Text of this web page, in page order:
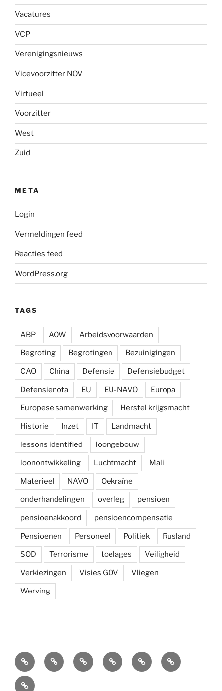
Vacatures
VCP
Verenigingsnieuws
Vicevoorzitter NOV
Virtueel
Voorzitter
West
Zuid
META
Login
Vermeldingen feed
Reacties feed
WordPress.org
TAGS
ABP AOW Arbeidsvoorwaarden
Begroting Begrotingen Bezuinigingen
CAO China Defensie Defensiebudget
Defensienota EU EU-NAVO Europa
Europese samenwerking Herstel krijgsmacht
Historie Inzet IT Landmacht
lessons identified loongebouw
loonontwikkeling Luchtmacht Mali
Materieel NAVO Oekraïne
onderhandelingen overleg pensioen
pensioenakkoord pensioencompensatie
Pensioenen Personeel Politiek Rusland
SOD Terrorisme toelages Veiligheid
Verkiezingen Visies GOV Vliegen
Werving
Arbeidsvoorwaarden
Carré
Onze
krijgsmacht
Ledenvoordelen
AfdelingenSymposium
Carré